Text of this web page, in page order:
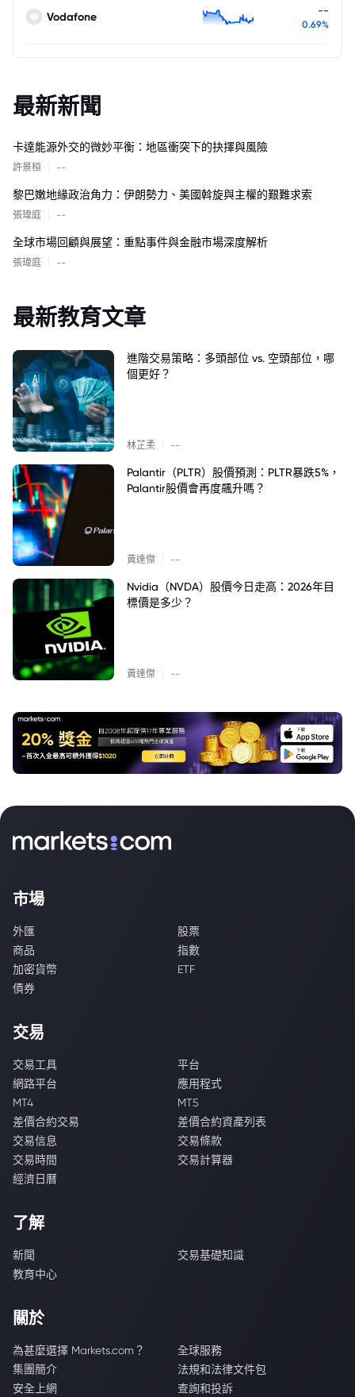
Vodafone --
0.69%
最新新聞
卡達能源外交的微妙平衡：地區衝突下的抉擇與風險
許景桓 --
黎巴嫩地緣政治角力：伊朗勢力、美國斡旋與主權的艱難求索
張瑋庭 --
全球市場回顧與展望：重點事件與金融市場深度解析
張瑋庭 --
最新教育文章
進階交易策略：多頭部位 vs. 空頭部位，哪
個更好？
林芷柔 --
Palantir（PLTR）股價預測：PLTR暴跌5%，
Palantir股價會再度飆升嗎？
黃達傑 --
Nvidia（NVDA）股價今日走高：2026年目
標價是多少？
黃達傑 --
市場
外匯
股票
商品
指數
加密貨幣
ETF
債券
交易
交易工具
平台
網路平台
應用程式
MT4
MT5
差價合約交易
差價合約資產列表
交易信息
交易條款
交易時間
交易計算器
經濟日曆
了解
新聞
交易基礎知識
教育中心
關於
為甚麼選擇 Markets.com？
全球服務
集團簡介
法規和法律文件包
安全上網
查詢和投訴